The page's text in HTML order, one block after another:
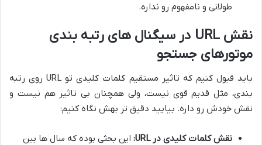
طولانی و نامفهوم رو نداره.
نقش URL در سیگنال های رتبه بندی
موتورهای جستجو
باید قبول کنیم که تاثیر مستقیم کلمات کلیدی تو URL روی رتبه
بندی، مثل قدیم قوی نیست، ولی همچنان بی تاثیر هم نیست و
نقش خودش رو داره. بیایید دقیق تر بهش نگاه کنیم:
نقش کلمات کلیدی در URL:
این بحثی بوده که سال ها بین